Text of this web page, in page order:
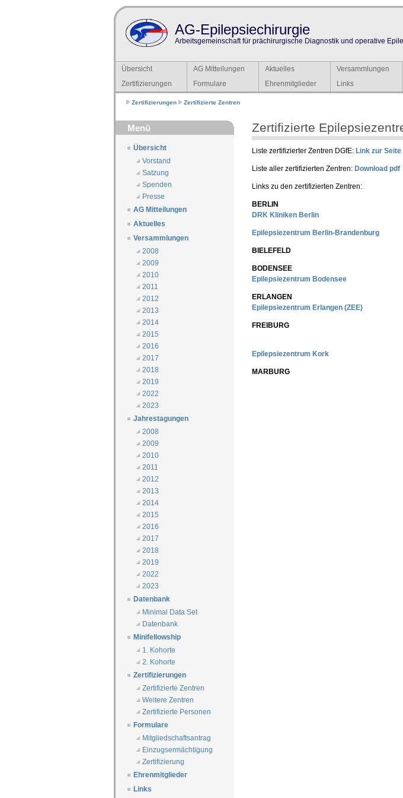
AG-Epilepsiechirurgie
Arbeitsgemeinschaft für prächirurgische Diagnostik und operative
Übersicht AG Mitteilungen Aktuelles Versammlungen
Zertifizierungen
Formulare Ehrenmitglieder Links
Zertifizierungen Zertifizierte Zentren
Menü
Übersicht
Vorstand
Satzung
Spenden
Presse
AG Mitteilungen
Aktuelles
Versammlungen
2008
2009
2010
2011
2012
2013
2014
2015
2016
2017
2018
2019
2022
2023
Jahrestagungen
2008
2009
2010
2011
2012
2013
2014
2015
2016
2017
2018
2019
2022
2023
Datenbank
Minimal Data Set
Datenbank
Minifellowship
1. Kohorte
2. Kohorte
Zertifizierungen
Zertifizierte Zentren
Weitere Zentren
Zertifizierte Personen
Formulare
Mitgliedschaftsantrag
Einzugsermächtigung
Zertifizierung
Ehrenmitglieder
Links
Zertifizierte
Liste zertifizierter Zentren DGfE: Link zur Seite
Liste aller zertifizierten Zentren: Download pdf
Links zu den zertifizierten Zentren:
BERLIN
DRK Kliniken Berlin
Epilepsiezentrum Berlin-Brandenburg
BIELEFELD
BODENSEE
Epilepsiezentrum Bodensee
ERLANGEN
Epilepsiezentrum Erlangen (ZEE)
FREIBURG
Epilepsiezentrum Kork
MARBURG